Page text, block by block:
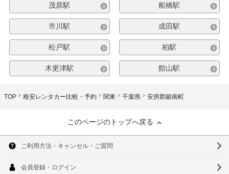
茂原駅 船橋駅
市川駅 成田駅
松戸駅 柏駅
木更津駅 館山駅
TOP 格安レンタカー比較・予約 関東 千葉県 安房郡鋸南町
このページのトップへ戻る